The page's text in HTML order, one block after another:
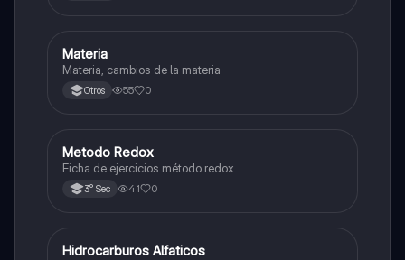
Química
Materia
Materia, cambios de la materia
Otros 55 0
Química
Metodo Redox
Ficha de ejercicios método redox
3° Sec 41 0
Química
Hidrocarburos Alfaticos